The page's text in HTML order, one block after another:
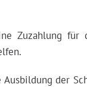
Zuzahlung für
der